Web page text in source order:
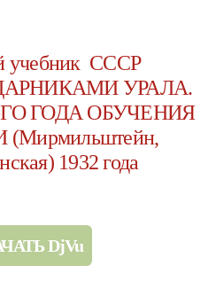
учебник СССР
УРАЛА.
ГО ГОДА ОБУЧЕНИЯ
1932 года
DjVu